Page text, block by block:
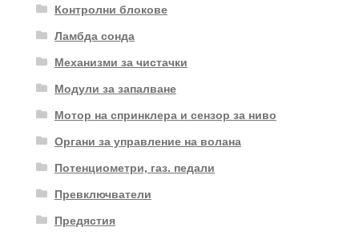
Контролни блокове
Ламбда сонда
Механизми за чистачки
Модули за запалване
Мотор на спринклера и сензор за ниво
Органи за управление на волана
Потенциометри, газ. педали
Превключватели
Предястия